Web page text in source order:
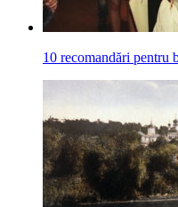
10 recomandări pentru